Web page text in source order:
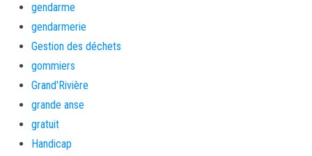
gendarme
gendarmerie
Gestion des déchets
gommiers
Grand'Rivière
grande anse
gratuit
Handicap